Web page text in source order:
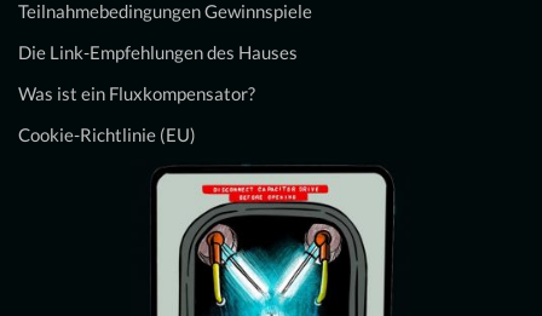
Teilnahmebedingungen Gewinnspiele
Die Link-Empfehlungen des Hauses
Was ist ein Fluxkompensator?
Cookie-Richtlinie (EU)